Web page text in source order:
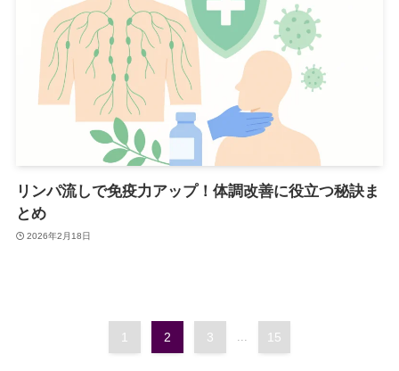
リンパ流しで免疫力アップ！体調改善に役立つ秘訣ま
とめ
2026年2月18日
1 2 3 ... 15